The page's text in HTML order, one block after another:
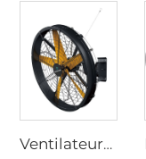
Ventilateurs industriels à haute vitesse fixés au mur de grande qualité avec moteur 220V pour usines, restaurants, fermes et hôtels